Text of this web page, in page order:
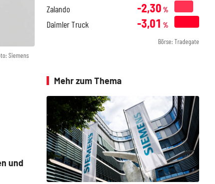
Siemens
und
Zalando -2,30 %
Daimler Truck -3,01 %
Börse: Tradegate
Mehr zum Thema